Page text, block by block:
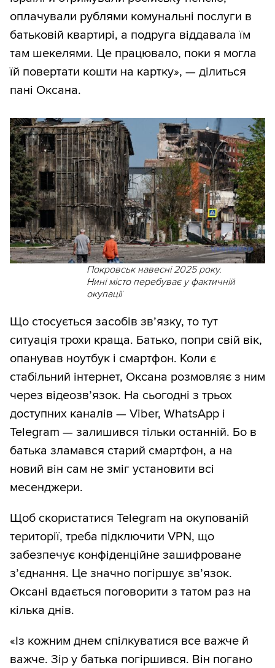
оплачували рублями комунальні послуги в
батьковій квартирі, а подруга віддавала їм
там шекелями. Це працювало, поки я могла
їй повертати кошти на картку», — ділиться
пані Оксана.
Покровськ навесні 2025 року.
Нині місто перебуває у фактичній
окупації
Що стосується засобів зв’язку, то тут
ситуація трохи краща. Батько, попри свій вік,
опанував ноутбук і смартфон. Коли є
стабільний інтернет, Оксана розмовляє з ним
через відеозв’язок. На сьогодні з трьох
доступних каналів — Viber, WhatsApp і
Telegram — залишився тільки останній. Бо в
батька зламався старий смартфон, а на
новий він сам не зміг установити всі
месенджери.
Щоб скористатися Telegram на окупованій
території, треба підключити VPN, що
забезпечує конфіденційне зашифроване
з’єднання. Це значно погіршує зв’язок.
Оксані вдається поговорити з татом раз на
кілька днів.
«Із кожним днем спілкуватися все важче й
важче. Зір у батька погіршився. Він погано